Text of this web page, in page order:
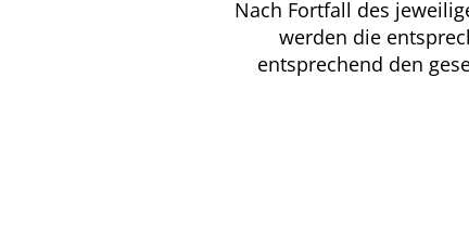
Nach Fortfall des
werden die
entsprechend den